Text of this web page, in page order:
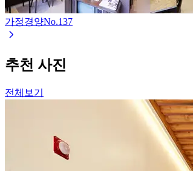
가정경양No.137
추천 사진
전체보기